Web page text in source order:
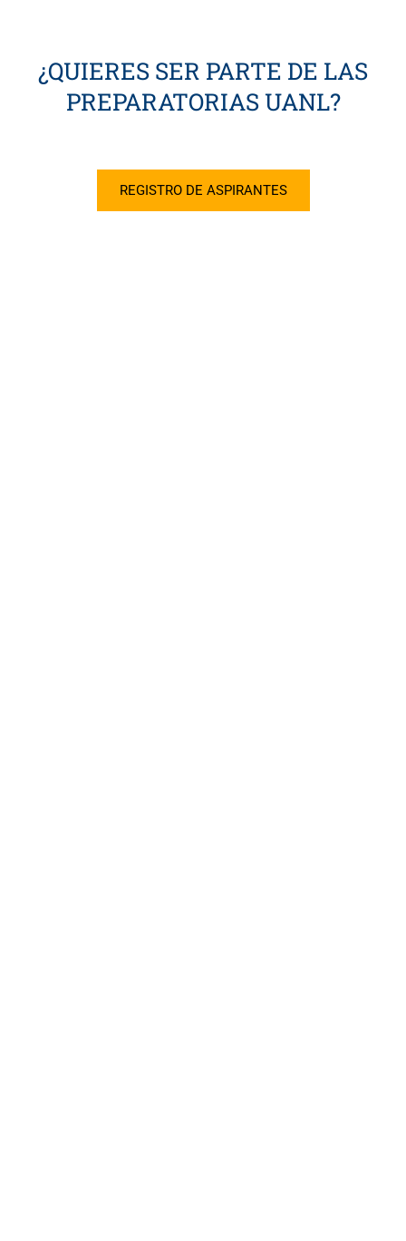
¿QUIERES SER PARTE DE LAS
PREPARATORIAS UANL?
REGISTRO DE ASPIRANTES